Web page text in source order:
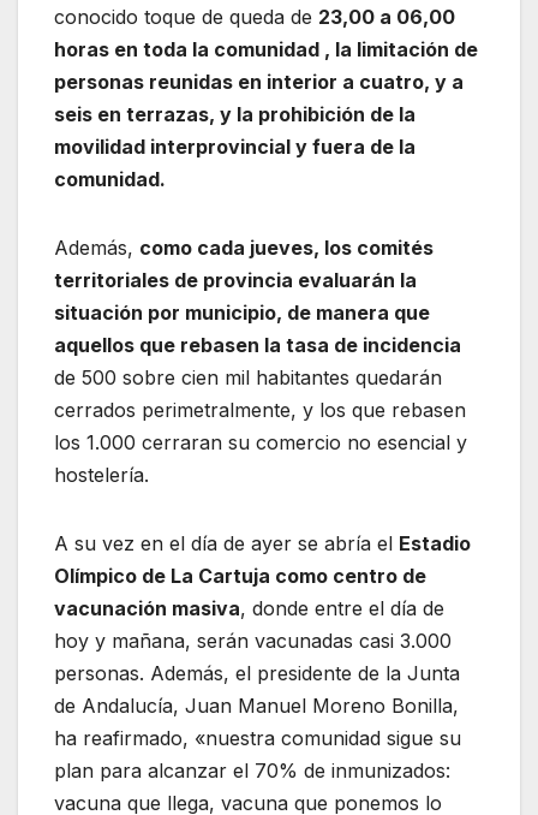
conocido toque de queda de 23,00 a 06,00
horas en toda la comunidad , la limitación de
personas reunidas en interior a cuatro, y a
seis en terrazas, y la prohibición de la
movilidad interprovincial y fuera de la
comunidad.
Además, como cada jueves, los comités
territoriales de provincia evaluarán la
situación por municipio, de manera que
aquellos que rebasen la tasa de incidencia
de 500 sobre cien mil habitantes quedarán
cerrados perimetralmente, y los que rebasen
los 1.000 cerraran su comercio no esencial y
hostelería.
A su vez en el día de ayer se abría el Estadio
Olímpico de La Cartuja como centro de
vacunación masiva, donde entre el día de
hoy y mañana, serán vacunadas casi 3.000
personas. Además, el presidente de la Junta
de Andalucía, Juan Manuel Moreno Bonilla,
ha reafirmado, «nuestra comunidad sigue su
plan para alcanzar el 70% de inmunizados:
vacuna que llega, vacuna que ponemos lo